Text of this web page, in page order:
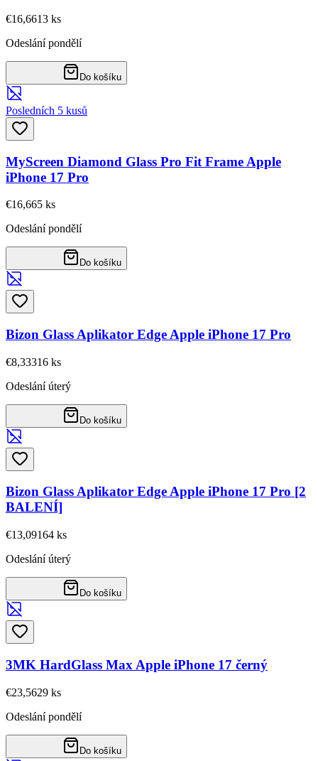
€16,6613 ks
Odeslání pondělí
Do košíku
Posledních 5 kusů
MyScreen Diamond Glass Pro Fit Frame Apple
iPhone 17 Pro
€16,665 ks
Odeslání pondělí
Do košíku
Bizon Glass Aplikator Edge Apple iPhone 17 Pro
€8,33316 ks
Odeslání úterý
Do košíku
Bizon Glass Aplikator Edge Apple iPhone 17 Pro [2
BALENÍ]
€13,09164 ks
Odeslání úterý
Do košíku
3MK HardGlass Max Apple iPhone 17 černý
€23,5629 ks
Odeslání pondělí
Do košíku